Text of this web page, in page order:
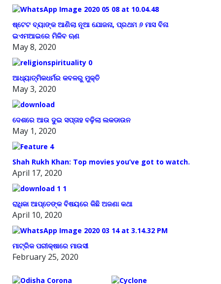
ଷ୍ଟେଟ ବ୍ୟାଙ୍କ ଆଣିଲା ନୂଆ ଯୋଜନା, ପ୍ରଥମ ୬ ମାସ ବିନା
ଇଏମଆଇରେ ମିଳିବ ଋଣ
May 8, 2020
ଆଧ୍ୟାତ୍ମିକଧର୍ମର କବଳରୁ ମୁକ୍ତି
May 3, 2020
ଦେଶରେ ଆଉ ଦୁଇ ସପ୍ତାହ ବଢ଼ିଲା ଲକଡାଉନ
May 1, 2020
Shah Rukh Khan: Top movies you’ve got to watch.
April 17, 2020
ରାଧିକା ଆପ୍ତେଙ୍କ ବିଷୟରେ କିଛି ଅଜଣା କଥା
April 10, 2020
ମାଟ୍ରିକ ପରୀକ୍ଷାରେ ମାଉସୀ
February 25, 2020